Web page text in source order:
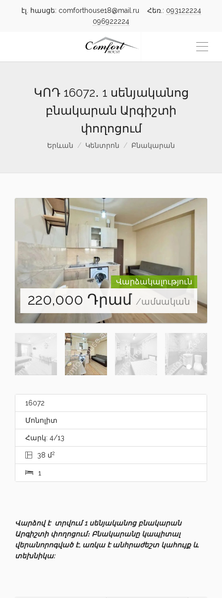
էլ. հասցե: comforthouse18@mail.ru Հեռ.: 093122224
096922224
ԿՈԴ 16072․ 1 սենյականոց
բնակարան Արգիշտի
փողոցում
Երևան Կենտրոն Բնակարան
Վարձակալություն
220,000 Դրամ /ամսական
16072
Մոնոլիտ
Հարկ: 4/13
38 մ2
1
Վարձով է տրվում 1 սենյականոց բնակարան
Արգիշտի փողոցում։ Բնակարանը կապիտալ
վերանորոգված է, առկա է անհրաժեշտ կահույք և
տեխնիկա: